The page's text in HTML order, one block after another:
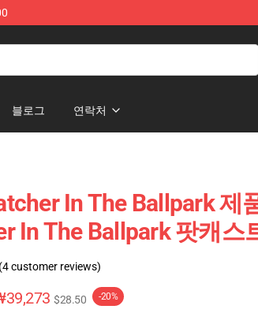
블로그 연락처
In The Ballpark 제
In The Ballpark 팟캐스
(4 customer reviews)
$28.50 -20%